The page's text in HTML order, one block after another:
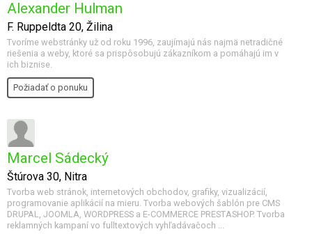
Alexander Hulman
F. Ruppeldta 20, Žilina
Tvoríme webstránky už od roku 1996, zaujímajú nás najmä netradičné
riešenia a weby, ktoré sa prispôsobujú zákazníkom a pomáhajú im v
ich biznise.
Požiadať o ponuku
Marcel Sádecký
Štúrova 30, Nitra
Tvorba web stránok, internetových obchodov, grafiky, vizualizácií,
programovanie aplikácií na mieru. Tvorba webových šablón pre CMS
DRUPAL, JOOMLA, WORDPRESS a E-COMMERCE PRESTASHOP. Tvorba
reklamných kampaní vo fulltextových vyhľadávačoch ...